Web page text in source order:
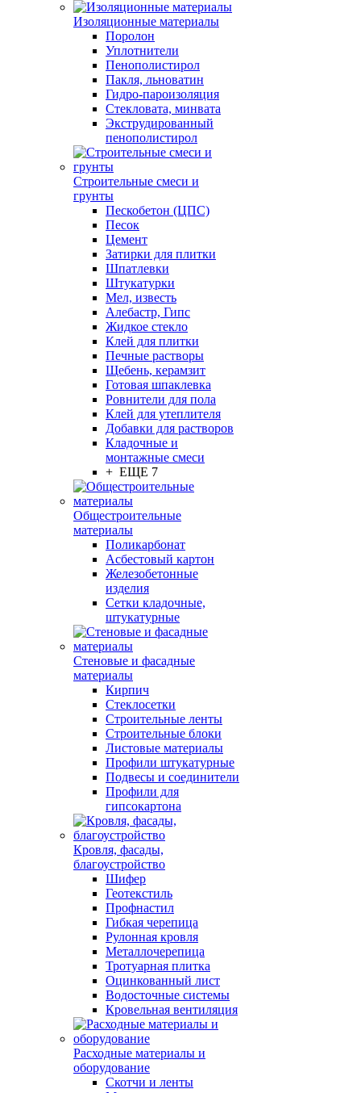
Изоляционные материалы
Поролон
Уплотнители
Пенополистирол
Пакля, льноватин
Гидро-пароизоляция
Стекловата, минвата
Экструдированный
пенополистирол
Строительные смеси и
грунты
Пескобетон (ЦПС)
Песок
Цемент
Затирки для плитки
Шпатлевки
Штукатурки
Мел, известь
Алебастр, Гипс
Жидкое стекло
Клей для плитки
Печные растворы
Щебень, керамзит
Готовая шпаклевка
Ровнители для пола
Клей для утеплителя
Добавки для растворов
Кладочные и
монтажные смеси
+ ЕЩЕ 7
Общестроительные
материалы
Поликарбонат
Асбестовый картон
Железобетонные
изделия
Сетки кладочные,
штукатурные
Стеновые и фасадные
материалы
Кирпич
Стеклосетки
Строительные ленты
Строительные блоки
Листовые материалы
Профили штукатурные
Подвесы и соединители
Профили для
гипсокартона
Кровля, фасады,
благоустройство
Шифер
Геотекстиль
Профнастил
Гибкая черепица
Рулонная кровля
Металлочерепица
Тротуарная плитка
Оцинкованный лист
Водосточные системы
Кровельная вентиляция
Расходные материалы и
оборудование
Скотчи и ленты